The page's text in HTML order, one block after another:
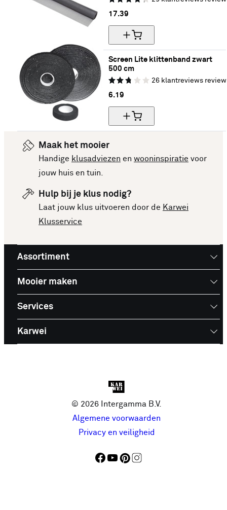
17.39
Screen Lite klittenband zwart
500 cm
26 klantreviews
6.19
Maak het mooier
Handige klusadviezen en wooninspiratie voor
jouw huis en tuin.
Hulp bij je klus nodig?
Laat jouw klus uitvoeren door de Karwei
Klusservice
Assortiment
Mooier maken
Services
Karwei
© 2026 Intergamma B.V.
Algemene voorwaarden
Privacy en veiligheid